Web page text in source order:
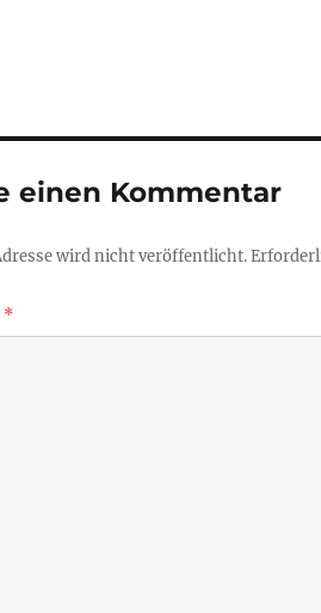
einen Kommentar
wird nicht veröffentlicht.
*